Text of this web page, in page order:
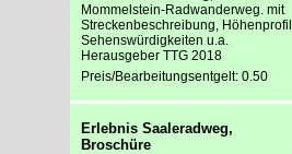
Mommelstein-Radwanderweg. mit
Streckenbeschreibung, Höhenprofil,
Sehenswürdigkeiten u.a.
Herausgeber TTG 2018
Preis/Bearbeitungsentgelt: 0.50
Erlebnis Saaleradweg,
Broschüre